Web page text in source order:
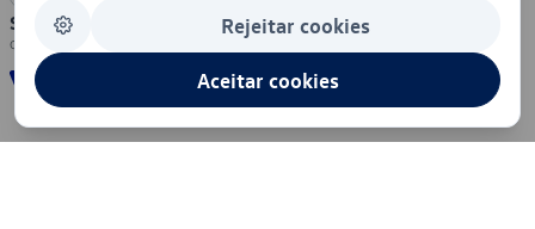
Segurança Rejeitar cookies
Aceitar cookies